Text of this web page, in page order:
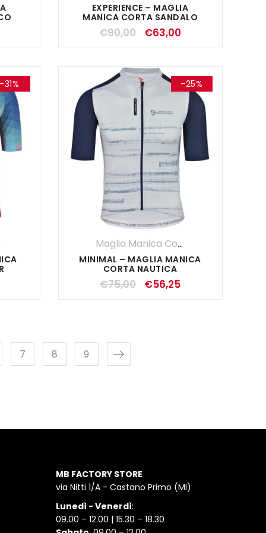
EXPERIENCE – MAGLIA
MANICA CORTA SANDALO
€90,00 €63,00
-31%
UOMO
-25%
Maglia Manica Corta
MINIMAL – MAGLIA MANICA
CORTA NAUTICA
€75,00 €56,25
7 8 9
MB FACTORY STORE
via Nitti 1/A - Castano Primo (MI)
Lunedì - Venerdì:
09.00 – 12.00 | 15.30 – 18.30